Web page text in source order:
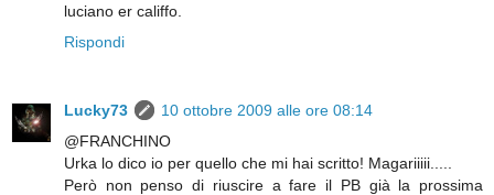
luciano er califfo.
Rispondi
Lucky73
10 ottobre 2009 alle ore 08:14
@FRANCHINO
Urka lo dico io per quello che mi hai scritto! Magariiiii.....
Però non penso di riuscire a fare il PB già la prossima